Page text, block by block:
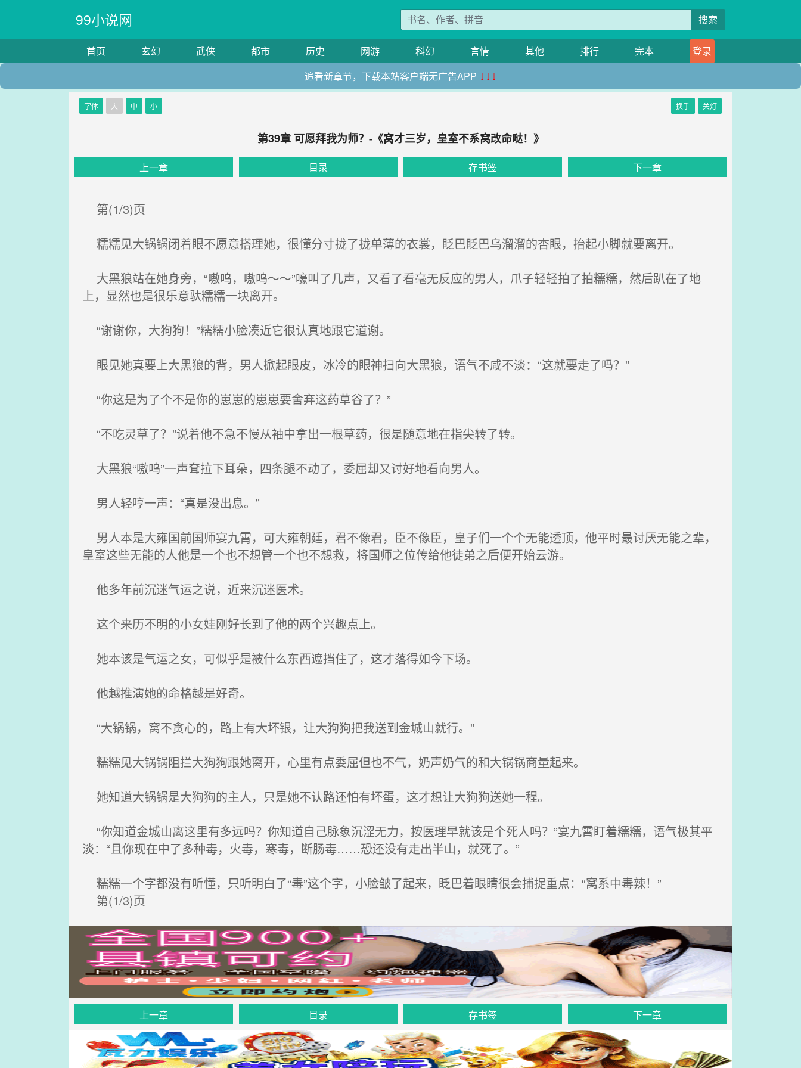
99小说网 搜索
首页 玄幻 武侠 都市 历史 网游 科幻 言情 其他 排行 完本
登录
追看新章节，下载本站客户端无广告APP ↓↓↓
字体 大 中 小 换手 关灯
第39章 可愿拜我为师？-《窝才三岁，皇室不系窝改命哒！》
上一章 目录 存书签 下一章
第(1/3)页
糯糯见大锅锅闭着眼不愿意搭理她，很懂分寸拢了拢单薄的衣裳，眨巴眨巴乌溜溜的杏眼，抬起小脚就要离开。
大黑狼站在她身旁，“嗷呜，嗷呜～～”嚎叫了几声，又看了看毫无反应的男人，爪子轻轻拍了拍糯糯，然后趴在了地
上，显然也是很乐意驮糯糯一块离开。
“谢谢你，大狗狗！”糯糯小脸凑近它很认真地跟它道谢。
眼见她真要上大黑狼的背，男人掀起眼皮，冰冷的眼神扫向大黑狼，语气不咸不淡：“这就要走了吗？”
“你这是为了个不是你的崽崽的崽崽要舍弃这药草谷了？”
“不吃灵草了？”说着他不急不慢从袖中拿出一根草药，很是随意地在指尖转了转。
大黑狼“嗷呜”一声耷拉下耳朵，四条腿不动了，委屈却又讨好地看向男人。
男人轻哼一声：“真是没出息。”
男人本是大雍国前国师宴九霄，可大雍朝廷，君不像君，臣不像臣，皇子们一个个无能透顶，他平时最讨厌无能之辈，
皇室这些无能的人他是一个也不想管一个也不想救，将国师之位传给他徒弟之后便开始云游。
他多年前沉迷气运之说，近来沉迷医术。
这个来历不明的小女娃刚好长到了他的两个兴趣点上。
她本该是气运之女，可似乎是被什么东西遮挡住了，这才落得如今下场。
他越推演她的命格越是好奇。
“大锅锅，窝不贪心的，路上有大坏银，让大狗狗把我送到金城山就行。”
糯糯见大锅锅阻拦大狗狗跟她离开，心里有点委屈但也不气，奶声奶气的和大锅锅商量起来。
她知道大锅锅是大狗狗的主人，只是她不认路还怕有坏蛋，这才想让大狗狗送她一程。
“你知道金城山离这里有多远吗？你知道自己脉象沉涩无力，按医理早就该是个死人吗？”宴九霄盯着糯糯，语气极其平
淡：“且你现在中了多种毒，火毒，寒毒，断肠毒……恐还没有走出半山，就死了。”
糯糯一个字都没有听懂，只听明白了“毒”这个字，小脸皱了起来，眨巴着眼睛很会捕捉重点：“窝系中毒辣！”
第(1/3)页
上一章 目录 存书签 下一章